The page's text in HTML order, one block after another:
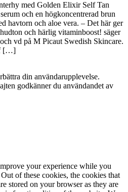
med Golden Elixir Self Tan
och en högkoncentrerad brun
havtorn och aloe vera. – Det här ger
och härlig vitaminboost! säger
vd på M Picaut Swedish Skincare.
[…]
din användarupplevelse.
godkänner du användandet av
your experience while you
of these cookies, the cookies that
stored on your browser as they are